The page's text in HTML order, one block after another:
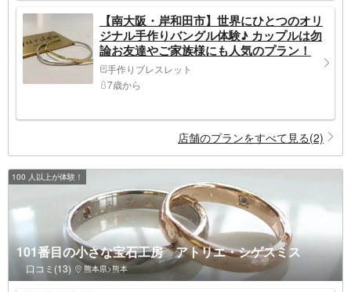
【南大阪・岸和田市】世界にひとつのオリ
ジナル手作りバングル体験♪ カップルは勿
論お友達やご家族様にも人気のプラン！
手作りブレスレット
7歳から
店舗のプランをすべて見る(2)
100 人以上が体験！
101番目の小さな宝石工房 アトリエ・シゲスミス
口コミ(13) 熊本県>熊本